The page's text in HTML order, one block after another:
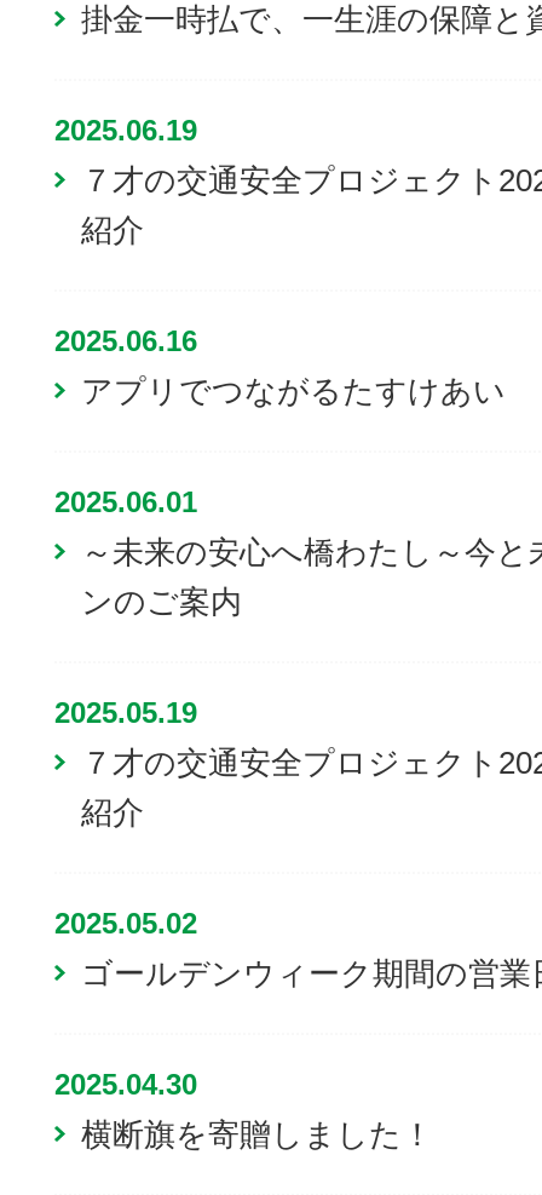
掛金一時払で、一生涯の保障と
2025.06.19
７才の交通安全プロジェクト
紹介
2025.06.16
アプリでつながるたすけあい
2025.06.01
～未来の安心へ橋わたし～今
ンのご案内
2025.05.19
７才の交通安全プロジェクト
紹介
2025.05.02
ゴールデンウィーク期間の営
2025.04.30
横断旗を寄贈しました！